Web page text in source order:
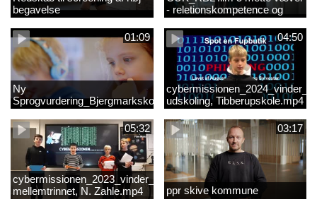
begavelse
- reletionskompetence og
børn i udsatte positioner.
01:09
Ny
Sprogvurdering_Bjergmarkskolne_CUK
04:50
udskoling, Tibberupskole.mp4
05:32
cybermissionen_2023_vinder_Vinder
mellemtrinnet, N. Zahle.mp4
03:17
ppr skive kommune